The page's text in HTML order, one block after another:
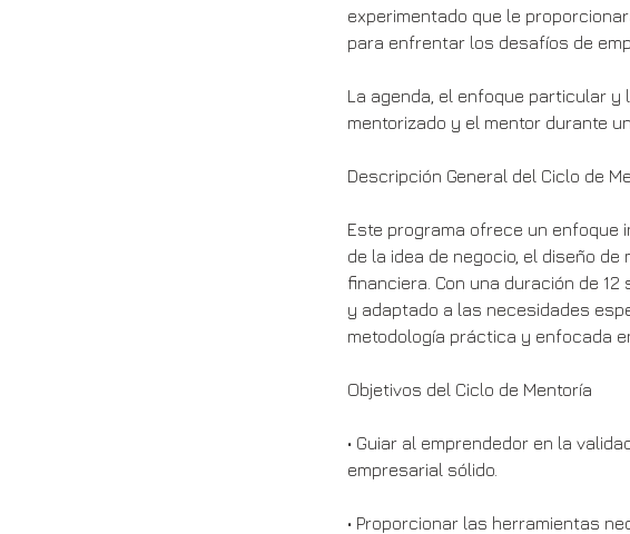
experimentado que le
para enfrentar los desafíos de
La agenda, el enfoque particular
mentorizado y el mentor durante
Descripción General del Ciclo de
Este programa ofrece un enfoque
de la idea de negocio, el diseño
financiera. Con una duración de
y adaptado a las necesidades
metodología práctica y enfocada
Objetivos del Ciclo de Mentoría
• Guiar al emprendedor en la
empresarial sólido.
• Proporcionar las herramientas